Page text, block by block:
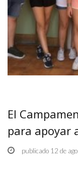
El
para apoyar
publicado 12 de